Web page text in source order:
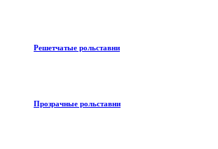
Решетчатые рольставни
Прозрачные рольставни